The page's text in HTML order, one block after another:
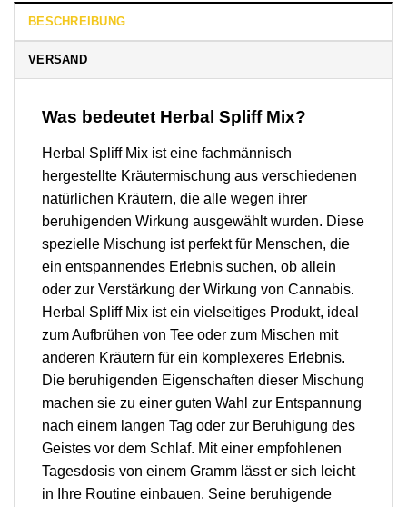
BESCHREIBUNG
VERSAND
Was bedeutet Herbal Spliff Mix?
Herbal Spliff Mix ist eine fachmännisch
hergestellte Kräutermischung aus verschiedenen
natürlichen Kräutern, die alle wegen ihrer
beruhigenden Wirkung ausgewählt wurden. Diese
spezielle Mischung ist perfekt für Menschen, die
ein entspannendes Erlebnis suchen, ob allein
oder zur Verstärkung der Wirkung von Cannabis.
Herbal Spliff Mix ist ein vielseitiges Produkt, ideal
zum Aufbrühen von Tee oder zum Mischen mit
anderen Kräutern für ein komplexeres Erlebnis.
Die beruhigenden Eigenschaften dieser Mischung
machen sie zu einer guten Wahl zur Entspannung
nach einem langen Tag oder zur Beruhigung des
Geistes vor dem Schlaf. Mit einer empfohlenen
Tagesdosis von einem Gramm lässt er sich leicht
in Ihre Routine einbauen. Seine beruhigende